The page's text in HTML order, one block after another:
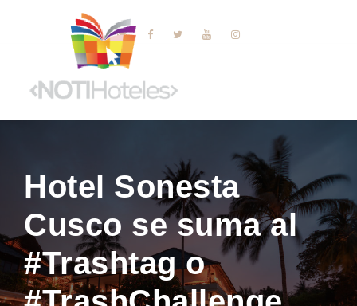
Hotel Sonesta
Cusco se suma al
#Trashtag o